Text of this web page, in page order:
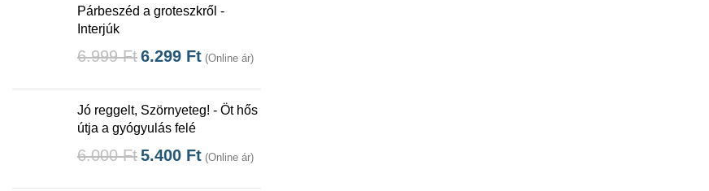
Párbeszéd a groteszkről -
Interjúk
6.999Ft6.299 Ft (Online ár)
Jó reggelt, Szörnyeteg! - Öt hős
útja a gyógyulás felé
6.000Ft5.400 Ft (Online ár)